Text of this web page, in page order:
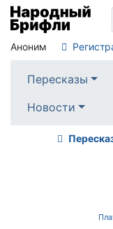
Аноним
Пересказы
Новости